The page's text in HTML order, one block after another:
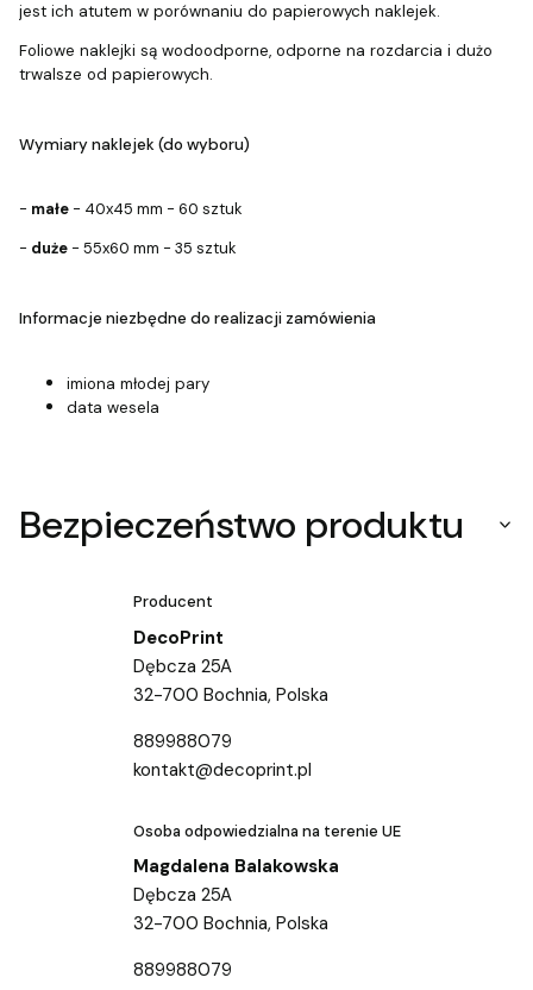
jest ich atutem w porównaniu do papierowych naklejek.
Foliowe naklejki są wodoodporne, odporne na rozdarcia i dużo
trwalsze od papierowych.
Wymiary naklejek (do wyboru)
- małe - 40x45 mm - 60 sztuk
- duże - 55x60 mm - 35 sztuk
Informacje niezbędne do realizacji zamówienia
imiona młodej pary
data wesela
Bezpieczeństwo produktu
Producent
DecoPrint
Dębcza 25A
32-700 Bochnia, Polska
889988079
kontakt@decoprint.pl
Osoba odpowiedzialna na terenie UE
Magdalena Balakowska
Dębcza 25A
32-700 Bochnia, Polska
889988079